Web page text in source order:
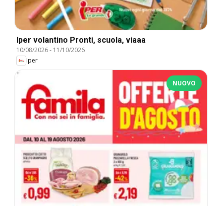
Iper volantino Pronti, scuola, viaaa
10/08/2026- 11/10/2026
Iper
NUOVO